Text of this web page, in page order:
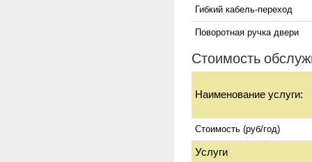
Гибкий кабель-переход
Поворотная ручка двери
Стоимость
Наименование услуги:
Стоимость (руб/год)
Услуги